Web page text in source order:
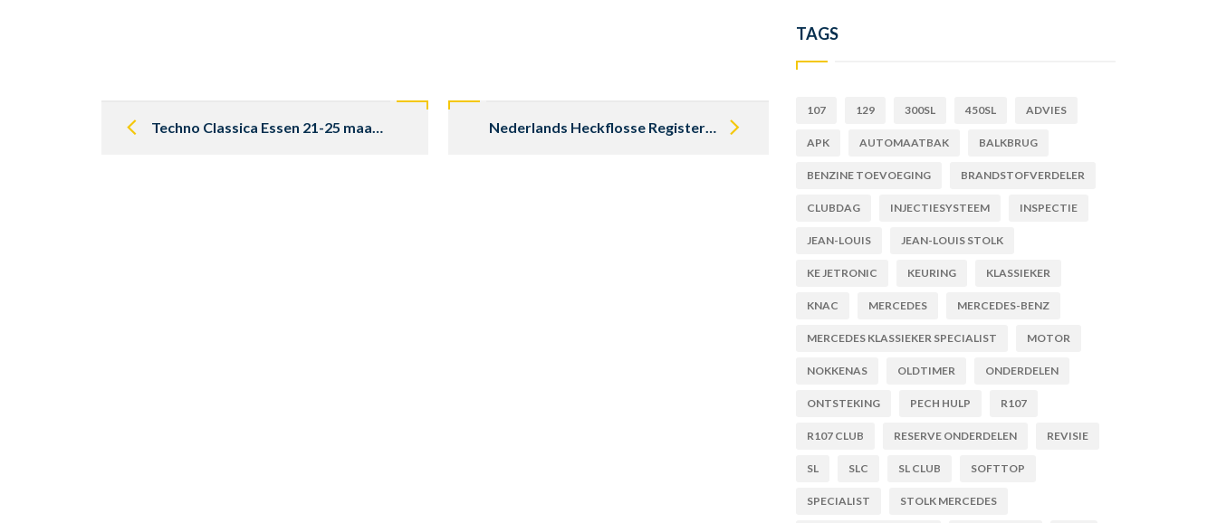
navigation
Techno Classica Essen 21-25 maart 2018 Nederlands Heckflosse Register bij Stolk Balkbrug
TAGS
107 129 300SL 450SL ADVIES
APK AUTOMAATBAK BALKBRUG
BENZINE TOEVOEGING BRANDSTOFVERDELER
CLUBDAG INJECTIESYSTEEM INSPECTIE
JEAN-LOUIS JEAN-LOUIS STOLK
KE JETRONIC KEURING KLASSIEKER
KNAC MERCEDES MERCEDES-BENZ
MERCEDES KLASSIEKER SPECIALIST MOTOR
NOKKENAS OLDTIMER ONDERDELEN
ONTSTEKING PECH HULP R107
R107 CLUB RESERVE ONDERDELEN REVISIE
SL SLC SL CLUB SOFTTOP
SPECIALIST STOLK MERCEDES